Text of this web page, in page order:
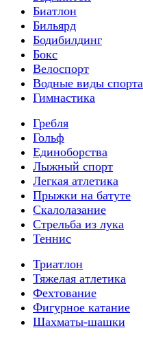
Биатлон
Бильярд
Бодибилдинг
Бокс
Велоспорт
Водные виды спорта
Гимнастика
Гребля
Гольф
Единоборства
Лыжный спорт
Легкая атлетика
Прыжки на батуте
Скалолазание
Стрельба из лука
Теннис
Триатлон
Тяжелая атлетика
Фехтование
Фигурное катание
Шахматы-шашки